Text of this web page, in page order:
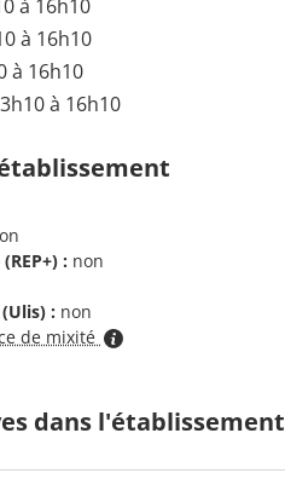
à 16h10
à 16h10
à 16h10
à 16h10
: non
: non
de mixité
dans l'établissement